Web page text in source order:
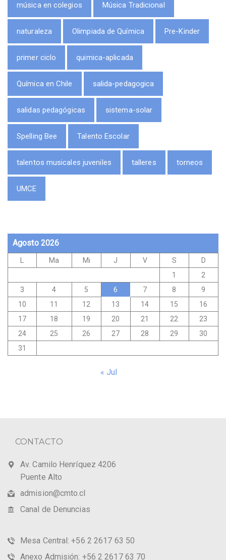
música en colegios Música Tradicional
naturaleza Olimpiada de Química Pre-Kinder
primer ciclo quimica-aplicada
Química en Chile salida-pedagogica
salidas pedagógicas sistema-solar
Spelling Bee Talento Escolar
talentos musicales juveniles talleres torneos
UMCE
Agosto 2026
L Ma Mi J V S
D
1
2
3
4 5 6 7 8
9
10
11 12 13 14 15
16
17
18 19 20 21 22
23
24
25 26 27 28 29
30
31
« Jul
CONTACTO
Av. Camilo Henríquez 4206
Puente Alto
admision@cmto.cl
Canal de Denuncias
Mesa Central: +56 2 2617 63 50
Anexo Admisión: +56 2 2617 63 70